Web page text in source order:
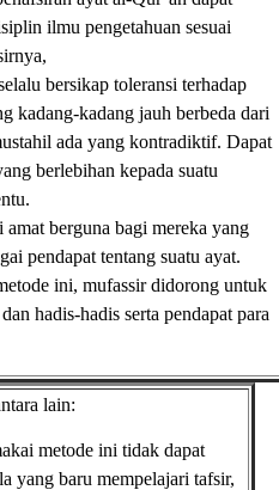
ilmu pengetahuan sesuai
bersikap toleransi terhadap
kadang-kadang jauh berbeda dari
ada yang kontradiktif. Dapat
berlebihan kepada suatu
berguna bagi mereka yang
pendapat tentang suatu ayat.
ini, mufassir didorong untuk
hadis-hadis serta pendapat para
lain:
metode ini tidak dapat
yang baru mempelajari tafsir,